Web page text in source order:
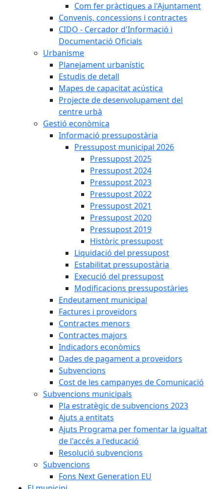
Com fer pràctiques a l'Ajuntament
Convenis, concessions i contractes
CIDO - Cercador d'Informació i
Documentació Oficials
Urbanisme
Planejament urbanístic
Estudis de detall
Mapes de capacitat acústica
Projecte de desenvolupament del
centre urbà
Gestió econòmica
Informació pressupostària
Pressupost municipal 2026
Pressupost 2025
Pressupost 2024
Pressupost 2023
Pressupost 2022
Pressupost 2021
Pressupost 2020
Pressupost 2019
Històric pressupost
Liquidació del pressupost
Estabilitat pressupostària
Execució del pressupost
Modificacions pressupostàries
Endeutament municipal
Factures i proveïdors
Contractes menors
Contractes majors
Indicadors econòmics
Dades de pagament a proveïdors
Subvencions
Cost de les campanyes de Comunicació
Subvencions municipals
Pla estratègic de subvencions 2023
Ajuts a entitats
Ajuts Programa per fomentar la igualtat
de l'accés a l'educació
Resolució subvencions
Subvencions
Fons Next Generation EU